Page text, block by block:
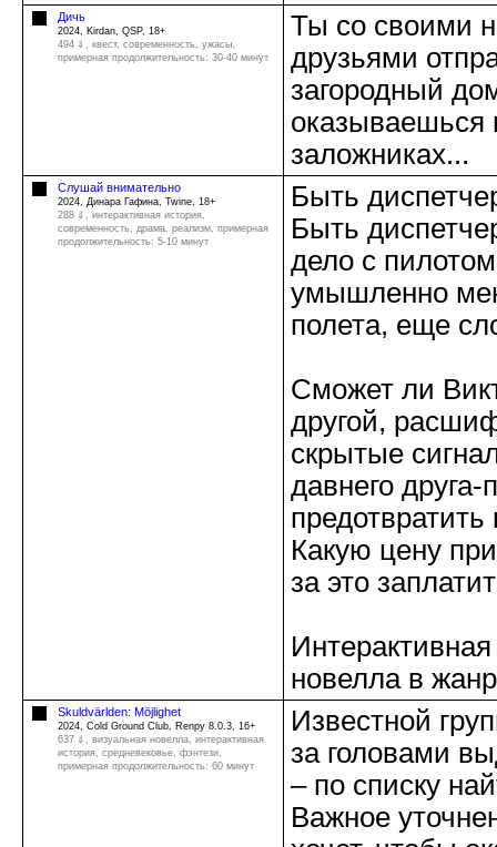
Дичь
2024, Kirdan, QSP, 18+
494 ⇓, квест, современность, ужасы,
примерная продолжительность: 30-40 минут
Ты со своими
друзьями
загородный
оказываешься
заложниках...
Слушай внимательно
2024, Динара Гафина, Twine, 18+
288 ⇓, интерактивная история,
современность, драма, реализм, примерная
продолжительность: 5-10 минут
Быть
Быть
дело с
умышленно
полета, еще
Сможет ли
другой,
скрытые
давнего друга-
Какую цену
за это
Интерактивная
новелла в
Skuldvärlden: Möjlighet
2024, Cold Ground Club, Renpy 8.0.3, 16+
637 ⇓, визуальная новелла, интерактивная
история, средневековье, фэнтези,
примерная продолжительность: 60 минут
Известной
за головами
– по списку
Важное